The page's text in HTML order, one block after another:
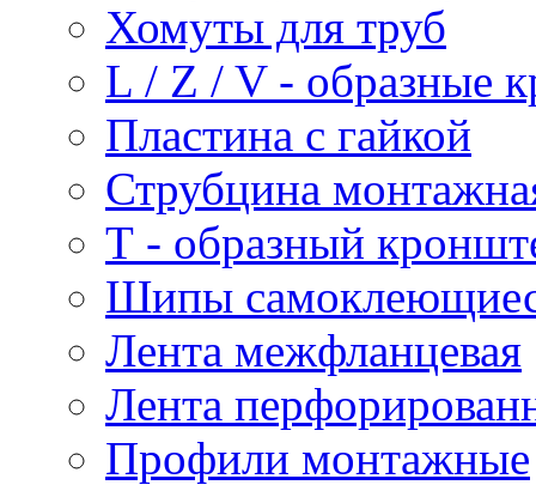
Хомуты для труб
L / Z / V - образные
Пластина с гайкой
Струбцина
Т - образный
Шипы
Лента межфланцевая
Лента
Профили монтажные